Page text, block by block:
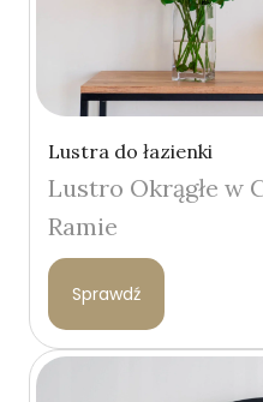
Lustra do łazienki
Lustro Okrągłe w
Ramie
Sprawdź